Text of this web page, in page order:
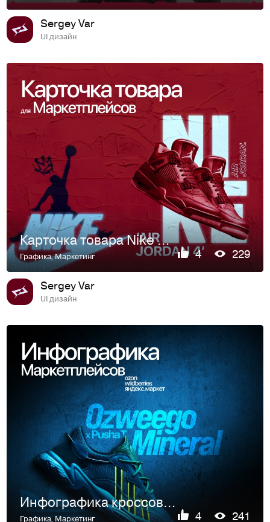
Sergey Var
UI дизайн
Карточка товара Nike Air Jordan 4
Графика,Маркетинг 4 229
Sergey Var
UI дизайн
Инфографика кроссовок Adidas Ozweego X Pusha T Mineral
Графика, Маркетинг 4 241